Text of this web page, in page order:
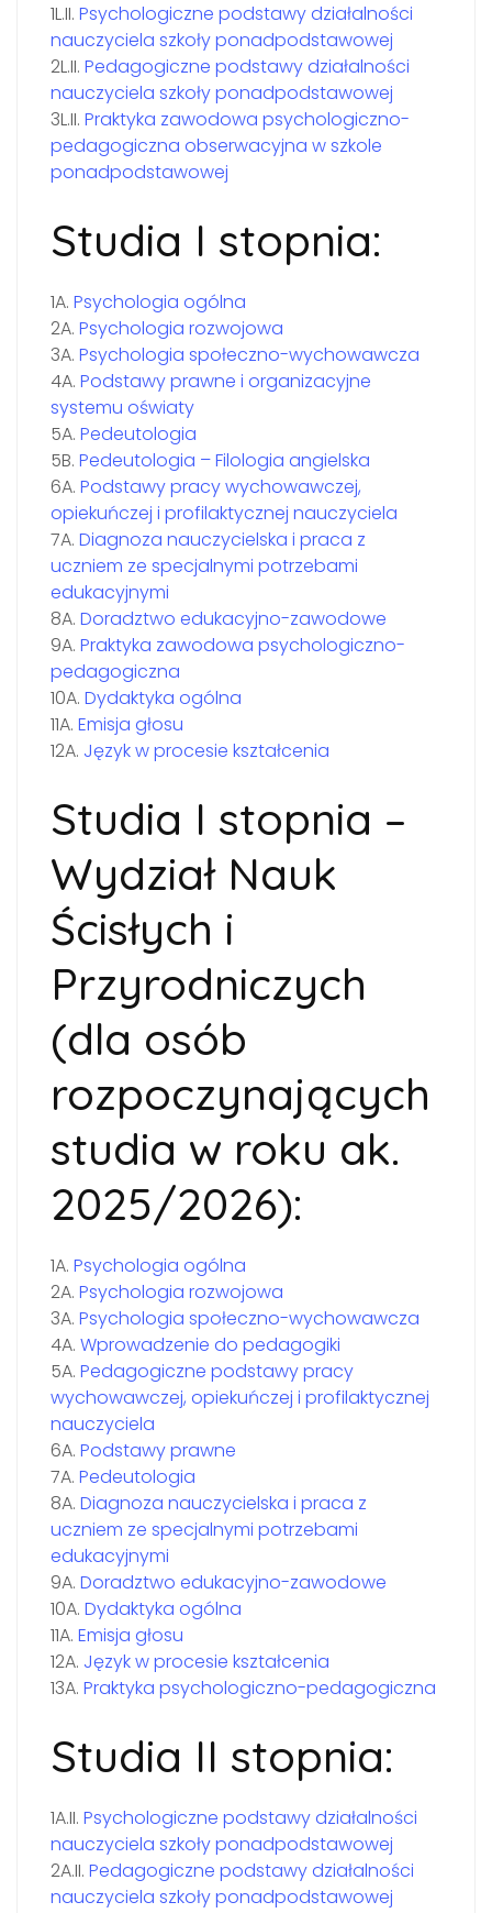
1L.II. Psychologiczne podstawy działalności
nauczyciela szkoły ponadpodstawowej
2L.II. Pedagogiczne podstawy działalności
nauczyciela szkoły ponadpodstawowej
3L.II. Praktyka zawodowa psychologiczno-
pedagogiczna obserwacyjna w szkole
ponadpodstawowej
Studia I stopnia:
1A. Psychologia ogólna
2A. Psychologia rozwojowa
3A. Psychologia społeczno-wychowawcza
4A. Podstawy prawne i organizacyjne
systemu oświaty
5A. Pedeutologia
5B. Pedeutologia – Filologia angielska
6A. Podstawy pracy wychowawczej,
opiekuńczej i profilaktycznej nauczyciela
7A. Diagnoza nauczycielska i praca z
uczniem ze specjalnymi potrzebami
edukacyjnymi
8A. Doradztwo edukacyjno-zawodowe
9A. Praktyka zawodowa psychologiczno-
pedagogiczna
10A. Dydaktyka ogólna
11A. Emisja głosu
12A. Język w procesie kształcenia
Studia I stopnia –
Wydział Nauk
Ścisłych i
Przyrodniczych
(dla osób
rozpoczynających
studia w roku ak.
2025/2026):
1A. Psychologia ogólna
2A. Psychologia rozwojowa
3A. Psychologia społeczno-wychowawcza
4A. Wprowadzenie do pedagogiki
5A. Pedagogiczne podstawy pracy
wychowawczej, opiekuńczej i profilaktycznej
nauczyciela
6A. Podstawy prawne
7A. Pedeutologia
8A. Diagnoza nauczycielska i praca z
uczniem ze specjalnymi potrzebami
edukacyjnymi
9A. Doradztwo edukacyjno-zawodowe
10A. Dydaktyka ogólna
11A. Emisja głosu
12A. Język w procesie kształcenia
13A. Praktyka psychologiczno-pedagogiczna
Studia II stopnia:
1A.II. Psychologiczne podstawy działalności
nauczyciela szkoły ponadpodstawowej
2A.II. Pedagogiczne podstawy działalności
nauczyciela szkoły ponadpodstawowej